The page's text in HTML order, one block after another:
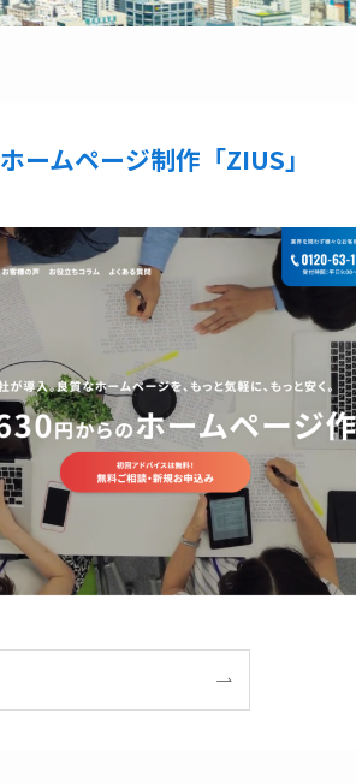
ホームページ制作「ZIUS」